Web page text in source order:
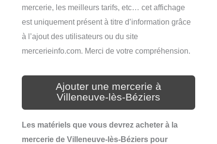
mercerie, les meilleurs tarifs, etc… cet affichage
est uniquement présent à titre d’information grâce
à l’ajout des utilisateurs ou du site
mercerieinfo.com. Merci de votre compréhension.
Ajouter une mercerie à
Villeneuve-lès-Béziers
Les matériels que vous devrez acheter à la
mercerie de Villeneuve-lès-Béziers pour